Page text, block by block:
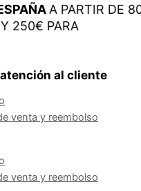
A PARTIR DE 80€
PARA
al cliente
venta y reembolso
venta y reembolso